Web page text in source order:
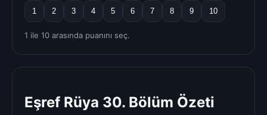
1 2 3 4 5 6 7 8 9 10
1 ile 10 arasında puanını seç.
Eşref Rüya 30. Bölüm Özeti